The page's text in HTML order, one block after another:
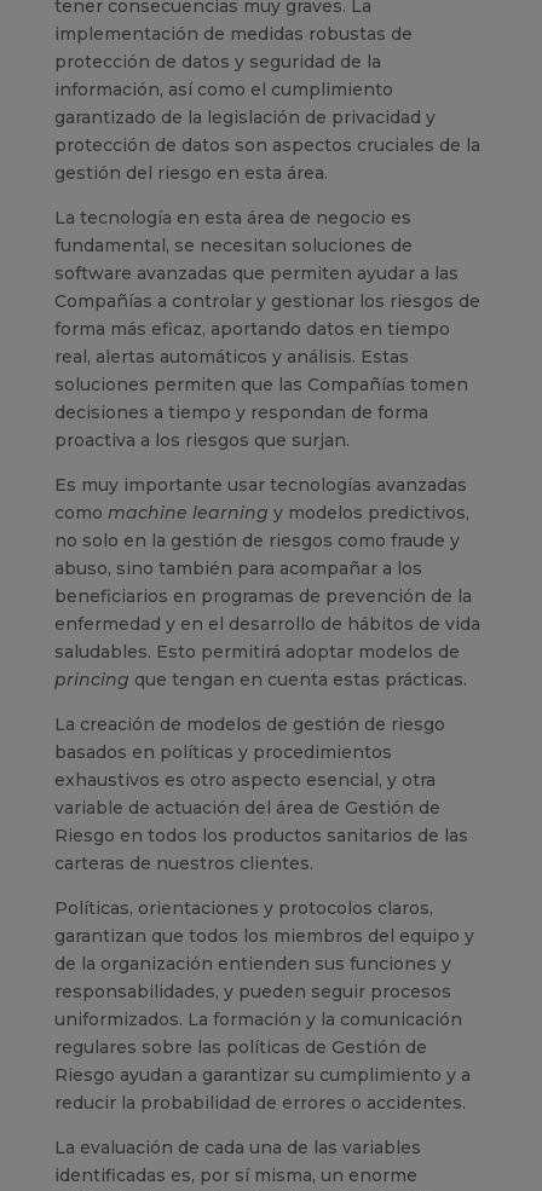
tener consecuencias muy graves. La
implementación de medidas robustas de
protección de datos y seguridad de la
información, así como el cumplimiento
garantizado de la legislación de privacidad y
protección de datos son aspectos cruciales de la
gestión del riesgo en esta área.
La tecnología en esta área de negocio es
fundamental, se necesitan soluciones de
software avanzadas que permiten ayudar a las
Compañías a controlar y gestionar los riesgos de
forma más eficaz, aportando datos en tiempo
real, alertas automáticos y análisis. Estas
soluciones permiten que las Compañías tomen
decisiones a tiempo y respondan de forma
proactiva a los riesgos que surjan.
Es muy importante usar tecnologías avanzadas
como machine learning y modelos predictivos,
no solo en la gestión de riesgos como fraude y
abuso, sino también para acompañar a los
beneficiarios en programas de prevención de la
enfermedad y en el desarrollo de hábitos de vida
saludables. Esto permitirá adoptar modelos de
princing que tengan en cuenta estas prácticas.
La creación de modelos de gestión de riesgo
basados en políticas y procedimientos
exhaustivos es otro aspecto esencial, y otra
variable de actuación del área de Gestión de
Riesgo en todos los productos sanitarios de las
carteras de nuestros clientes.
Políticas, orientaciones y protocolos claros,
garantizan que todos los miembros del equipo y
de la organización entienden sus funciones y
responsabilidades, y pueden seguir procesos
uniformizados. La formación y la comunicación
regulares sobre las políticas de Gestión de
Riesgo ayudan a garantizar su cumplimiento y a
reducir la probabilidad de errores o accidentes.
La evaluación de cada una de las variables
identificadas es, por sí misma, un enorme